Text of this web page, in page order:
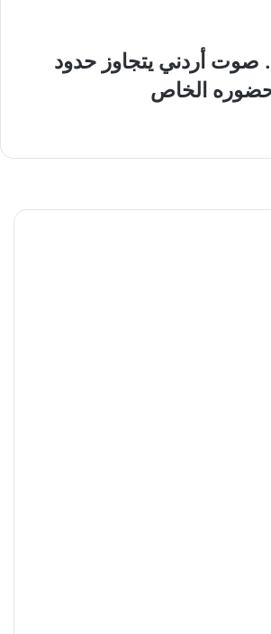
.. صوت أردني يتجاوز حدود
حضوره الخاص